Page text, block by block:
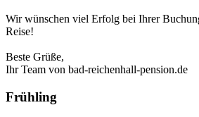
Wir wünschen viel Erfolg bei Ihrer
Reise!
Beste Grüße,
Ihr Team von bad-reichenhall-pension.de
Frühling